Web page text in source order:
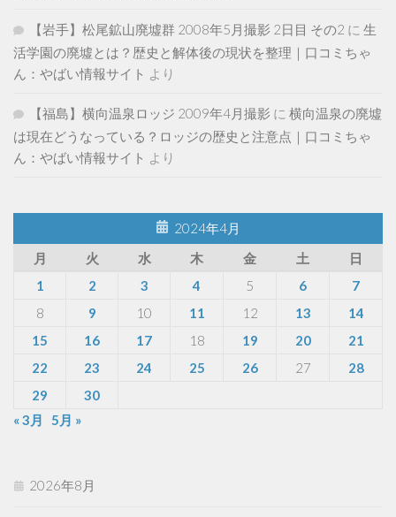
【岩手】松尾鉱山廃墟群 2008年5月撮影 2日目 その2 に 生
活学園の廃墟とは？歴史と解体後の現状を整理｜口コミちゃ
ん：やばい情報サイト より
【福島】横向温泉ロッジ 2009年4月撮影 に 横向温泉の廃墟
は現在どうなっている？ロッジの歴史と注意点｜口コミちゃ
ん：やばい情報サイト より
2024年4月
月
火 水 木 金 土
日
1
2 3 4 5 6
7
8
9 10 11 12 13
14
15
16 17 18 19 20
21
22
23 24 25 26 27
28
29
30
« 3月
5月 »
2026年8月